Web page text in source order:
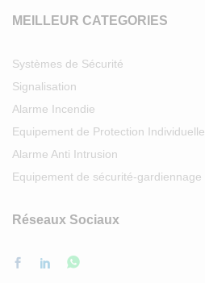
MEILLEUR CATEGORIES
Systèmes de Sécurité
Signalisation
Alarme Incendie
Equipement de Protection Individuelle
Alarme Anti Intrusion
Equipement de sécurité-gardiennage
Réseaux Sociaux